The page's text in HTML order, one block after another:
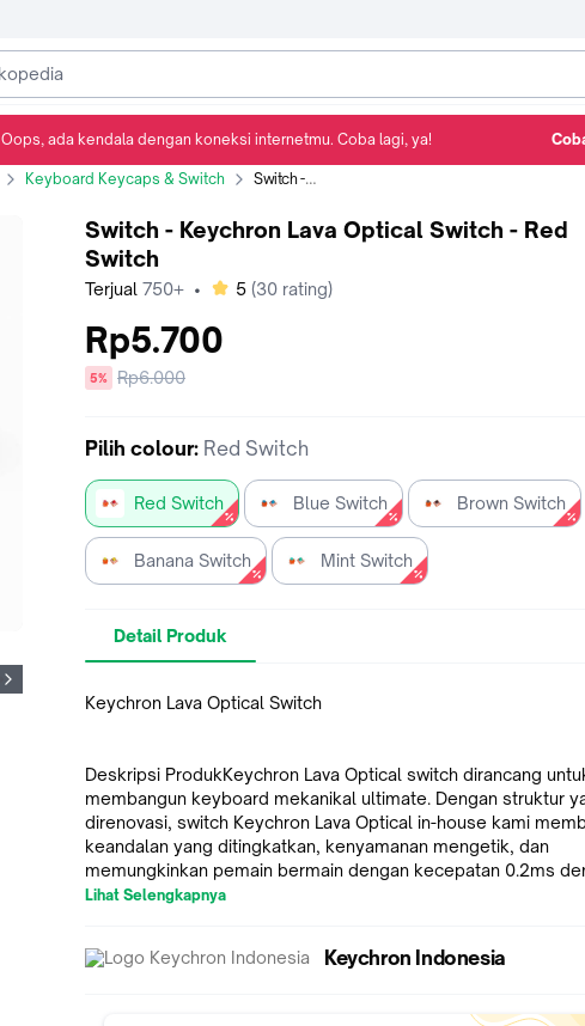
Keyboard Keycaps & Switch Switch - Keychron Lava Optical Switch - Red Switch
Switch - Keychron Lava Optical Switch - Red
Switch
Terjual 750+ • bintang
5 (30 rating)
Rp5.700
diskon
5%
Harga
Rp6.000
Pilih colour: Red Switch
Red Switch Blue Switch Brown Switch
Banana Switch Mint Switch
Detail Produk
Keychron Lava Optical Switch
Deskripsi ProdukKeychron Lava Optical switch dirancang
membangun keyboard mekanikal ultimate. Dengan struktur
direnovasi, switch Keychron Lava Optical in-house kami
keandalan yang ditingkatkan, kenyamanan mengetik, dan
memungkinkan pemain bermain dengan kecepatan 0.2ms
umur pakai 100 juta teks. 🕹️
K12 (Versi Optik) saja.
Catatan: Switch Keychron Lava Optical tidak kompatibel
Lihat Selengkapnya
Keychron Indonesia
Oops, ada kendala dengan koneksi internetmu. Coba lagi, ya!